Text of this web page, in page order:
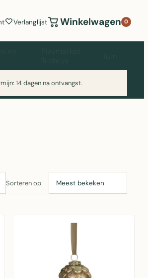
Verlanglijst Winkelwagen 0
14 dagen na ontvangst.
Sorteren op